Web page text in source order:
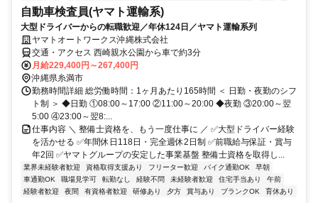
自動車検査員(ヤマト運輸系)
大型ドライバーからの転職歓迎／年休124日／ヤマト運輸系列
ヤマトオートワークス沖縄株式会社
交通・アクセス 西崎親水公園から車で約3分
月給229,400円～267,400円
沖縄県糸満市
勤務時間詳細 総労働時間：1ヶ月あたり165時間 ＜ 日勤・夜勤のシフ
ト制 ＞ ◆日勤 ①08:00～17:00 ②11:00～20:00 ◆夜勤 ③20:00～翌
5:00 ④23:00～翌8:...
仕事内容 ＼ 整備士資格を、もう一度仕事に ／ ✅大型ドライバー経験
を活かせる ✅年間休日118日・完全週休2日制 ✅前職給与保証・賞与
年2回 ✅ヤマトグループの安定した事業基盤 整備士資格を取得し...
業界未経験者歓迎 資格取得支援あり フリーター歓迎 バイク通勤OK
早朝
車通勤OK
職場見学可 転勤なし 経験不問 未経験者歓迎 住宅手当あり
午前
経験者歓迎
夜間 有資格者歓迎 研修あり 夕方 賞与あり ブランクOK 育休あり